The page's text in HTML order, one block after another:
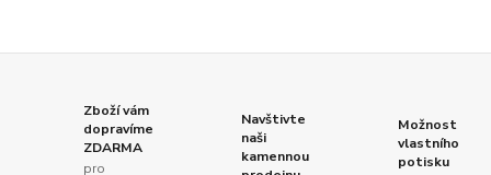
Zboží vám
dopravíme
ZDARMA
pro
Navštivte
naši
kamennou
Možnost
vlastního
potisku